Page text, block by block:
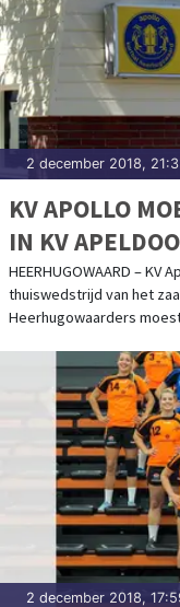
2 december 2018,
KV APOLLO
IN KV
HEERHUGOWAARD –
thuiswedstrijd van het
Heerhugowaarders
2 december 2018,